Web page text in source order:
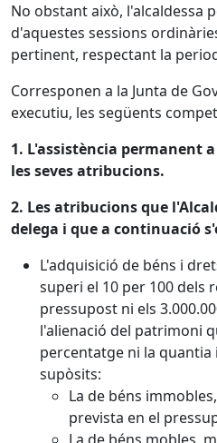
No obstant això, l'alcaldessa
d'aquestes sessions
pertinent, respectant la
Corresponen a la Junta de
executiu, les següents
1. L'assistència permanent
les seves atribucions.
2. Les atribucions que
delega i que a continuació
L'adquisició de béns i
superi el 10 per 100 dels
pressupost ni els
l'alienació del patrimoni
percentatge ni la quantia
supòsits:
La de béns
prevista en el